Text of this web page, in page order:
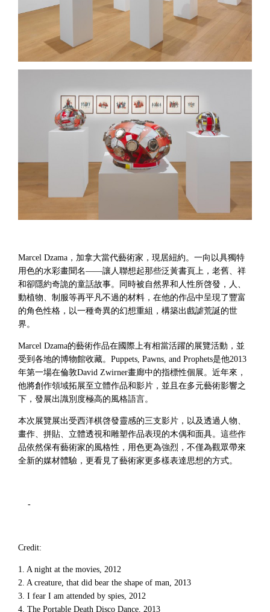
Marcel Dzama，加拿大當代藝術家，現居紐約。一向以具獨特
用色的水彩畫聞名——讓人聯想起那些泛黃書頁上，老舊、祥
和卻隱約奇詭的童話故事。同時被自然界和人性所啓發，人、
動植物、制服等再平凡不過的材料，在他的作品中呈現了豐富
的角色性格，以一種奇異的幻想重組，構築出戲謔荒誕的世
界。
Marcel Dzama的藝術作品在國際上有相當活躍的展覽活動，並
受到各地的博物館收藏。Puppets, Pawns, and Prophets是他2013
年第一場在倫敦David Zwirner畫廊中的指標性個展。近年來，
他將創作領域拓展至立體作品和影片，並且在多元藝術影響之
下，發展出識別度極高的風格語言。
本次展覽展出受西洋棋啓發靈感的三支影片，以及透過人物、
畫作、拼貼、立體透視和雕塑作品表現的木偶和面具。這些作
品依然保有藝術家的風格性，用色更為強烈，不僅為觀眾帶來
全新的媒材體驗，更看見了藝術家更多樣表達思想的方式。
-
Credit:
1. A night at the movies, 2012
2. A creature, that did bear the shape of man, 2013
3. I fear I am attended by spies, 2012
4. The Portable Death Disco Dance, 2013